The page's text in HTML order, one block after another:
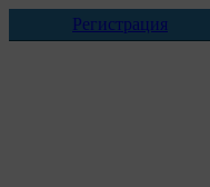
Регистрация